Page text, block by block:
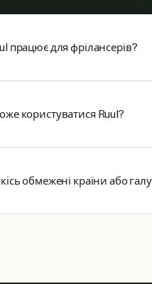
працює для фрілансерів?
користуватися Ruul?
обмежені країни або